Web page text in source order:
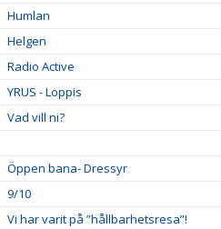
Humlan
Helgen
Radio Active
YRUS - Loppis
Vad vill ni?
Öppen bana- Dressyr
9/10
Vi har varit på ”hållbarhetsresa”!